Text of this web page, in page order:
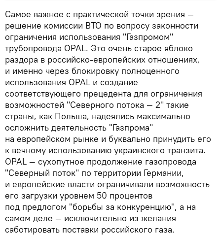
Самое важное с практической точки зрения —
решение комиссии ВТО по вопросу законности
ограничения использования "Газпромом"
трубопровода OPAL. Это очень старое яблоко
раздора в российско-европейских отношениях,
и именно через блокировку полноценного
использования OPAL и создание
соответствующего прецедента для ограничения
возможностей "Северного потока — 2" такие
страны, как Польша, надеялись максимально
осложнить деятельность "Газпрома"
на европейском рынке и буквально принудить его
к вечному использованию украинского транзита.
OPAL — сухопутное продолжение газопровода
"Северный поток" по территории Германии,
и европейские власти ограничивали возможность
его загрузки уровнем 50 процентов
под предлогом "борьбы за конкуренцию", а на
самом деле — исключительно из желания
саботировать поставки российского газа.